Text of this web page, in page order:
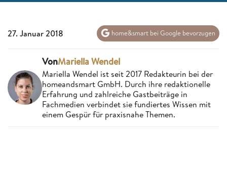
27. Januar 2018 home&smart bei Google bevorzugen
VonMariella Wendel
Mariella Wendel ist seit 2017 Redakteurin bei der
homeandsmart GmbH. Durch ihre redaktionelle
Erfahrung und zahlreiche Gastbeiträge in
Fachmedien verbindet sie fundiertes Wissen mit
einem Gespür für praxisnahe Themen.